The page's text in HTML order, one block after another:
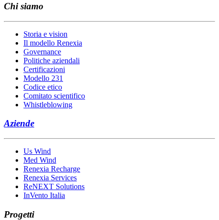
Chi siamo
Storia e vision
Il modello Renexia
Governance
Politiche aziendali
Certificazioni
Modello 231
Codice etico
Comitato scientifico
Whistleblowing
Aziende
Us Wind
Med Wind
Renexia Recharge
Renexia Services
ReNEXT Solutions
InVento Italia
Progetti